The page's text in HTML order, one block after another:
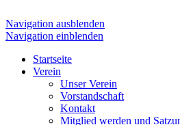
Navigation ausblenden
Navigation einblenden
Startseite
Verein
Unser Verein
Vorstandschaft
Kontakt
Mitglied werden und